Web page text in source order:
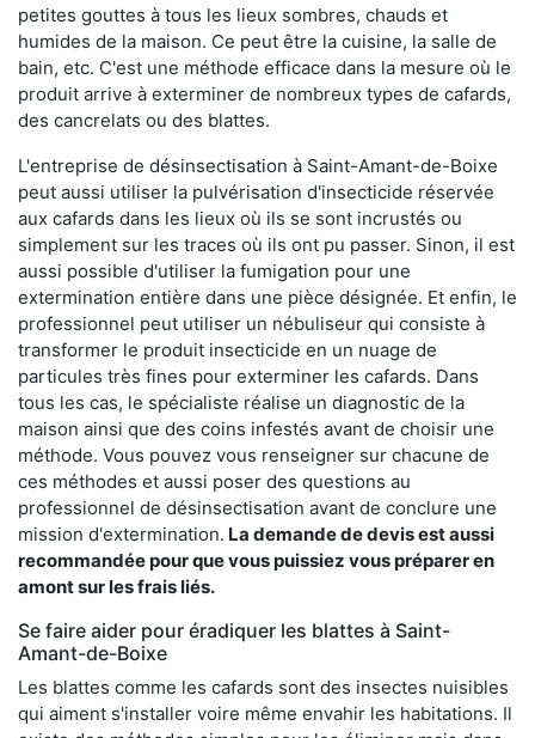
petites gouttes à tous les lieux sombres, chauds et
humides de la maison. Ce peut être la cuisine, la salle de
bain, etc. C'est une méthode efficace dans la mesure où le
produit arrive à exterminer de nombreux types de cafards,
des cancrelats ou des blattes.
L'entreprise de désinsectisation à Saint-Amant-de-Boixe
peut aussi utiliser la pulvérisation d'insecticide réservée
aux cafards dans les lieux où ils se sont incrustés ou
simplement sur les traces où ils ont pu passer. Sinon, il est
aussi possible d'utiliser la fumigation pour une
extermination entière dans une pièce désignée. Et enfin, le
professionnel peut utiliser un nébuliseur qui consiste à
transformer le produit insecticide en un nuage de
particules très fines pour exterminer les cafards. Dans
tous les cas, le spécialiste réalise un diagnostic de la
maison ainsi que des coins infestés avant de choisir une
méthode. Vous pouvez vous renseigner sur chacune de
ces méthodes et aussi poser des questions au
professionnel de désinsectisation avant de conclure une
mission d'extermination. La demande de devis est aussi
recommandée pour que vous puissiez vous préparer en
amont sur les frais liés.
Se faire aider pour éradiquer les blattes à Saint-
Amant-de-Boixe
Les blattes comme les cafards sont des insectes nuisibles
qui aiment s'installer voire même envahir les habitations. Il